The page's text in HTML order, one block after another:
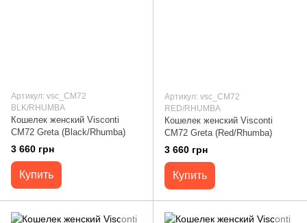
Артикул: vsc_CM72
BLK/RHUMBA
Кошелек женский Visconti
CM72 Greta (Black/Rhumba)
3 660 грн
Купить
Артикул: vsc_CM72
RED/RHUMBA
Кошелек женский Visconti
CM72 Greta (Red/Rhumba)
3 660 грн
Купить